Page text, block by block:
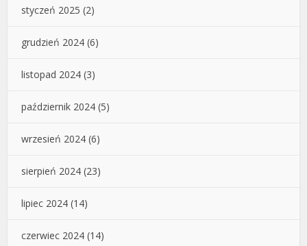
styczeń 2025 (2)
grudzień 2024 (6)
listopad 2024 (3)
październik 2024 (5)
wrzesień 2024 (6)
sierpień 2024 (23)
lipiec 2024 (14)
czerwiec 2024 (14)